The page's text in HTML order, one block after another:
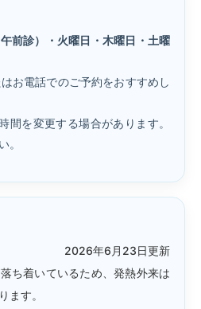
前診）・火曜日・木曜日・土曜
お電話でのご予約をおすすめし
間を変更する場合があります。
。
2026年6月23日更新
ち着いているため、発熱外来は
ます。